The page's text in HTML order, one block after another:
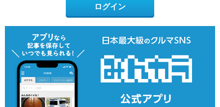
ログイン